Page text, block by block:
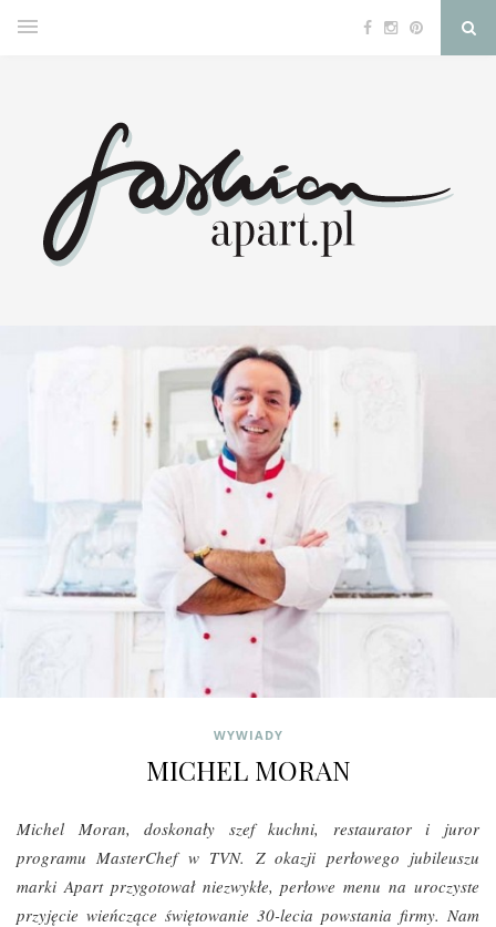
WYWIADY
MICHEL MORAN
Michel Moran, doskonały szef kuchni, restaurator i juror
programu MasterChef w TVN. Z okazji perłowego jubileuszu
marki Apart przygotował niezwykłe, perłowe menu na uroczyste
przyjęcie wieńczące świętowanie 30-lecia powstania firmy. Nam